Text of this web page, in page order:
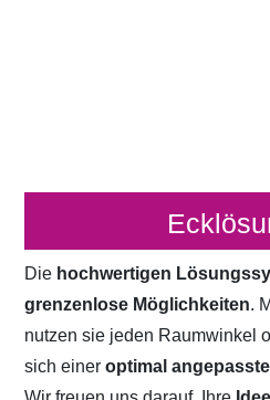
Die hochwertigen
grenzenlose Möglichkeiten.
nutzen sie jeden Raumwinkel
sich eineroptimal